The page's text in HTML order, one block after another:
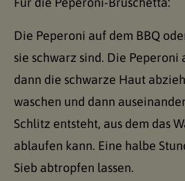
Die Peperoni auf dem BBQ
sie schwarz sind. Die Peperoni
dann die schwarze Haut
waschen und dann
Schlitz entsteht, aus dem das
ablaufen kann. Eine halbe
Sieb abtropfen lassen.